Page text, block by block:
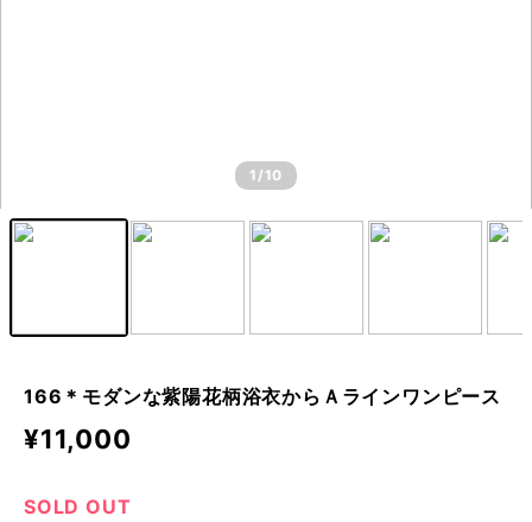
1 /10
166＊モダンな紫陽花柄浴衣からＡラインワンピース
¥11,000
SOLD OUT